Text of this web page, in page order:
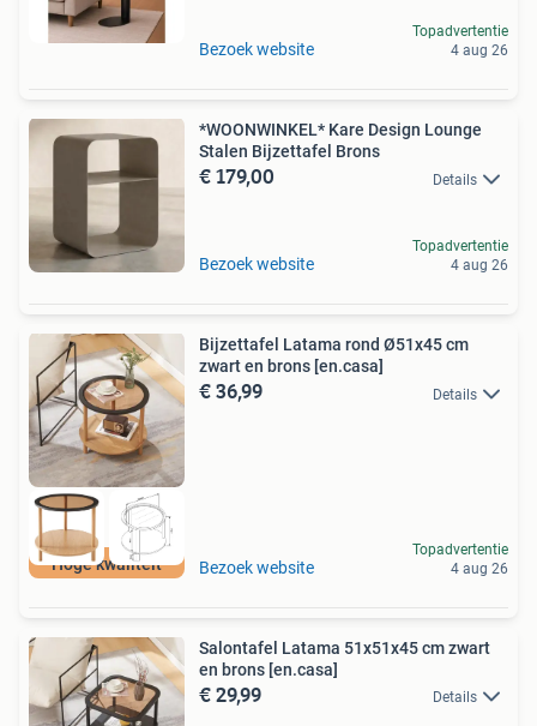
Bezoek website
Topadvertentie
4 aug 26
*WOONWINKEL* Kare Design Lounge
Stalen Bijzettafel Brons
€ 179,00 Details
Bezoek website
Topadvertentie
4 aug 26
Hoge kwaliteit
Bijzettafel Latama rond Ø51x45 cm
zwart en brons [en.casa]
€ 36,99 Details
Bezoek website
Topadvertentie
4 aug 26
Salontafel Latama 51x51x45 cm zwart
en brons [en.casa]
€ 29,99 Details